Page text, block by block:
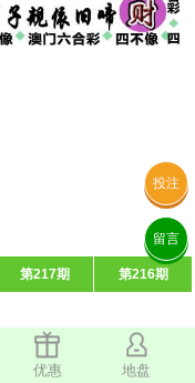
第217期 第216期
优惠 地盘
投注
留言